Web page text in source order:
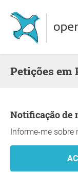
Petições
Notificação
Informe-me sobre